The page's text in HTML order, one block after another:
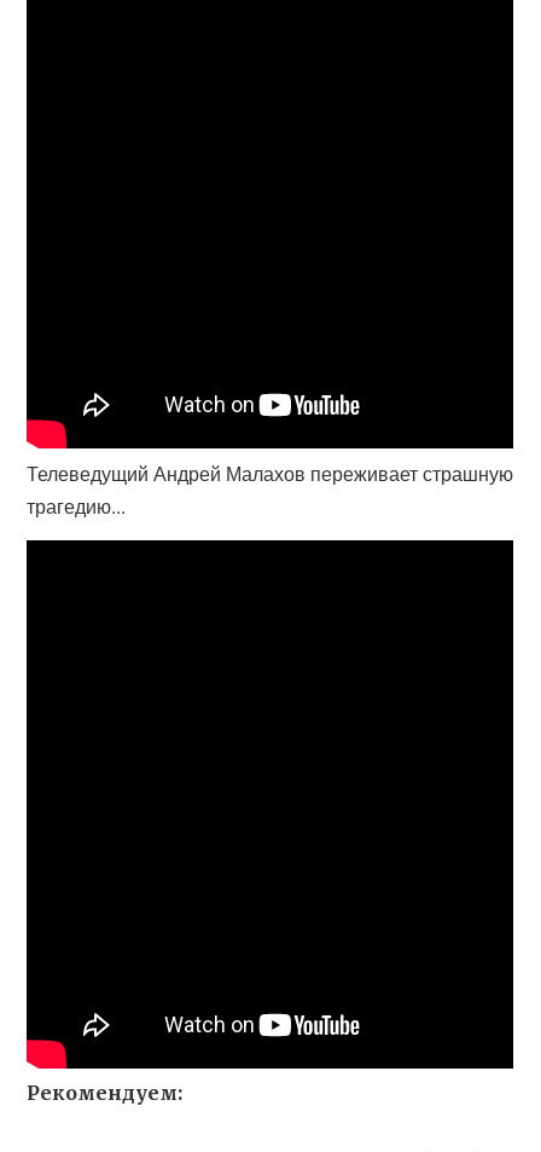
Телеведущий Андрей Малахов переживает страшную
трагедию...
Рекомендуем: